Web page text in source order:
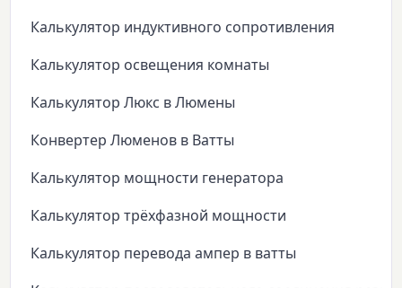
Калькулятор индуктивного сопротивления
Калькулятор освещения комнаты
Калькулятор Люкс в Люмены
Конвертер Люменов в Ватты
Калькулятор мощности генератора
Калькулятор трёхфазной мощности
Калькулятор перевода ампер в ватты